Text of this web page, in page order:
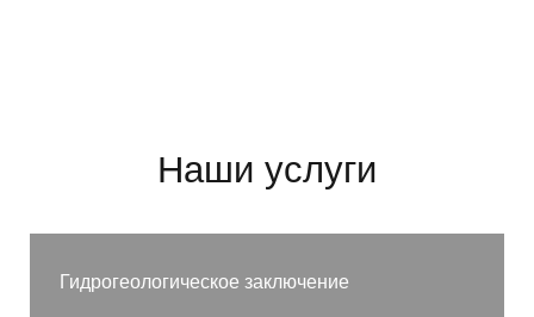
Наши услуги
Гидрогеологическое заключение